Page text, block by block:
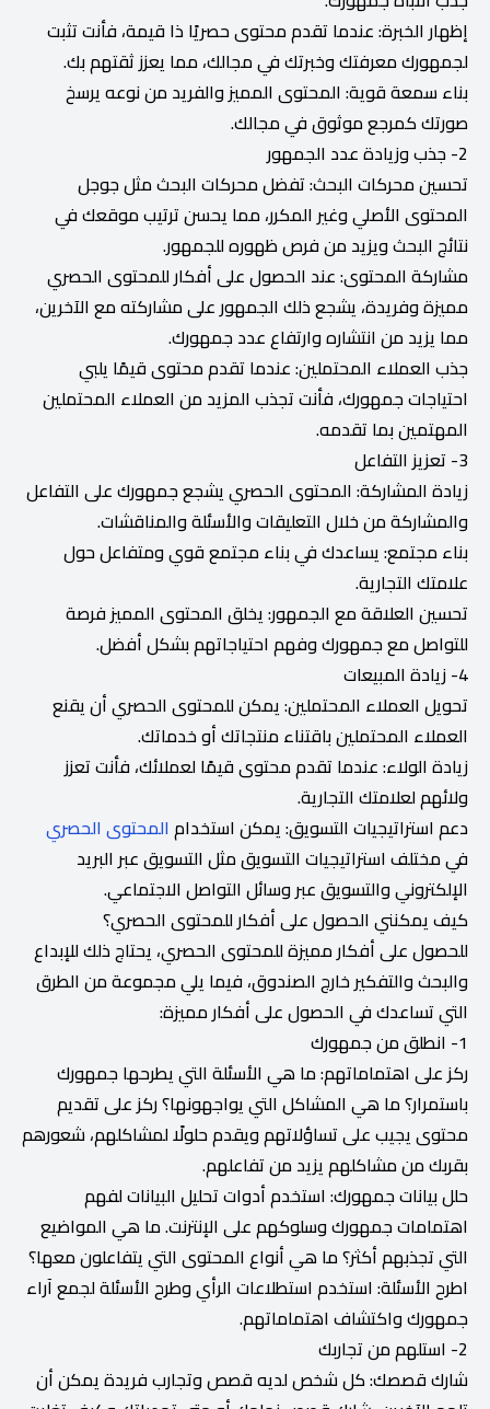
إظهار الخبرة: عندما تقدم محتوى حصريًا ذا قيمة، فأنت تثبت
لجمهورك معرفتك وخبرتك في مجالك، مما يعزز ثقتهم بك.
بناء سمعة قوية: المحتوى المميز والفريد من نوعه يرسخ
صورتك كمرجع موثوق في مجالك.
2- جذب وزيادة عدد الجمهور
تحسين محركات البحث: تفضل محركات البحث مثل جوجل
المحتوى الأصلي وغير المكرر، مما يحسن ترتيب موقعك في
نتائج البحث ويزيد من فرص ظهوره للجمهور.
مشاركة المحتوى: عند الحصول على أفكار للمحتوى الحصري
مميزة وفريدة، يشجع ذلك الجمهور على مشاركته مع الآخرين،
مما يزيد من انتشاره وارتفاع عدد جمهورك.
جذب العملاء المحتملين: عندما تقدم محتوى قيمًا يلبي
احتياجات جمهورك، فأنت تجذب المزيد من العملاء المحتملين
المهتمين بما تقدمه.
3- تعزيز التفاعل
زيادة المشاركة: المحتوى الحصري يشجع جمهورك على التفاعل
والمشاركة من خلال التعليقات والأسئلة والمناقشات.
بناء مجتمع: يساعدك في بناء مجتمع قوي ومتفاعل حول
علامتك التجارية.
تحسين العلاقة مع الجمهور: يخلق المحتوى المميز فرصة
للتواصل مع جمهورك وفهم احتياجاتهم بشكل أفضل.
4- زيادة المبيعات
تحويل العملاء المحتملين: يمكن للمحتوى الحصري أن يقنع
العملاء المحتملين باقتناء منتجاتك أو خدماتك.
زيادة الولاء: عندما تقدم محتوى قيمًا لعملائك، فأنت تعزز
ولائهم لعلامتك التجارية.
دعم استراتيجيات التسويق: يمكن استخدام المحتوى الحصري
في مختلف استراتيجيات التسويق مثل التسويق عبر البريد
الإلكتروني والتسويق عبر وسائل التواصل الاجتماعي.
كيف يمكنني الحصول على أفكار للمحتوى الحصري؟
للحصول على أفكار مميزة للمحتوى الحصري، يحتاج ذلك للإبداع
والبحث والتفكير خارج الصندوق، فيما يلي مجموعة من الطرق
التي تساعدك في الحصول على أفكار مميزة:
1- انطلق من جمهورك
ركز على اهتماماتهم: ما هي الأسئلة التي يطرحها جمهورك
باستمرار؟ ما هي المشاكل التي يواجهونها؟ ركز على تقديم
محتوى يجيب على تساؤلاتهم ويقدم حلولًا لمشاكلهم، شعورهم
بقربك من مشاكلهم يزيد من تفاعلهم.
حلل بيانات جمهورك: استخدم أدوات تحليل البيانات لفهم
اهتمامات جمهورك وسلوكهم على الإنترنت. ما هي المواضيع
التي تجذبهم أكثر؟ ما هي أنواع المحتوى التي يتفاعلون معها؟
اطرح الأسئلة: استخدم استطلاعات الرأي وطرح الأسئلة لجمع آراء
جمهورك واكتشاف اهتماماتهم.
2- استلهم من تجاربك
شارك قصصك: كل شخص لديه قصص وتجارب فريدة يمكن أن